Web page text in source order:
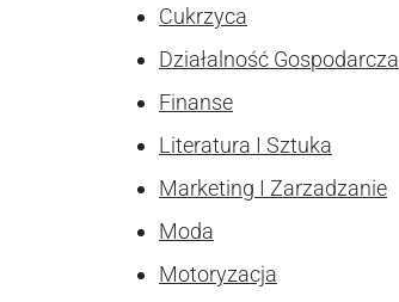
Cukrzyca
Działalność Gospodarcza
Finanse
Literatura I Sztuka
Marketing I Zarzadzanie
Moda
Motoryzacja